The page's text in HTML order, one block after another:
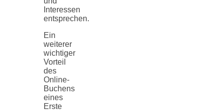
Interessen
entsprechen.
Ein
weiterer
wichtiger
Vorteil
des
Online-
Buchens
eines
Erste